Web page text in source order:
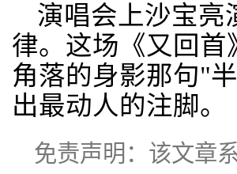
演唱会上沙宝亮
律。这场《又回
角落的身影那句"
出最动人的注脚。
免责声明：该文章